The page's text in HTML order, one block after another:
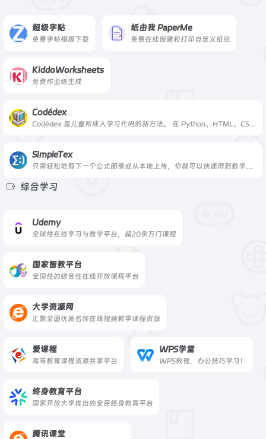
超级字贴
免费字帖模版下载
纸由我 PaperMe
免费在线创建和打印自定义纸张
KiddoWorksheets
免费作业纸生成
Codédex
Codédex 是儿童和成人学习代码的新方法。 在 Python、HTML、CSS 或 JavaScript 的奇幻世界中旅行，赚取经验值 (XP) 来解锁新区域，并按照自己的节奏收集所有徽章。
SimpleTex
只需轻松地剪下一个公式图像或从本地上传，你就可以快速得到数学公式的LaTeX表达式!SimpleTex支持快速插入图像/MathML/LaTeX和其他格式的文档编辑软件，这可以大大提升工作效率。最重要的是，SimpleTex是免费的，而且是由大学生开发的!
综合学习
Udemy
全球性在线学习与教学平台，超20余万门课程
国家智教平台
全国性的综合性在线开放课程平台
大学资源网
汇聚全国优质名师在线视频教学课程资源
爱课程
高等教育课程资源共享平台
WPS学堂
WPS教程，办公技巧学习！
终身教育平台
国家开放大学推出的全民终身教育平台
腾讯课堂